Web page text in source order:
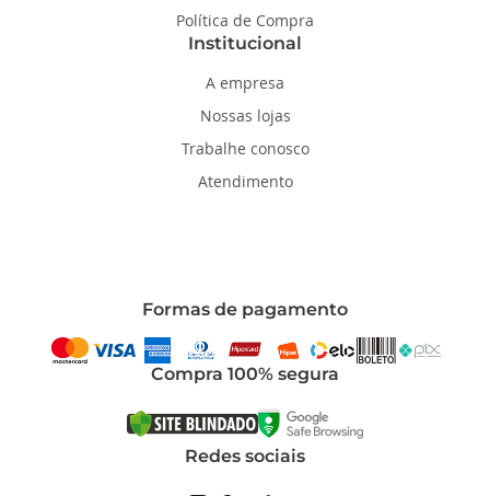
Política de Compra
Institucional
A empresa
Nossas lojas
Trabalhe conosco
Atendimento
Formas de pagamento
Compra 100% segura
Redes sociais